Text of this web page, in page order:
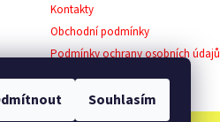
Souhlasím
Kontakty
Obchodní podmínky
Podmínky ochrany osobních údajů
Reklamační řád